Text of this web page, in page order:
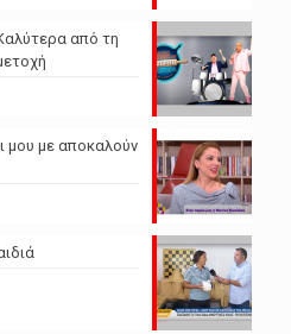
από τη
μου με αποκαλούν